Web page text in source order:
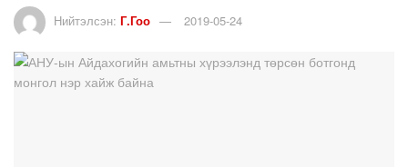
Нийтэлсэн: Г.Гоо 2019-05-24